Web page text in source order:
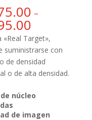
–
«Real Target»,
suministrarse con
de densidad
o de alta densidad.
núcleo
de imagen